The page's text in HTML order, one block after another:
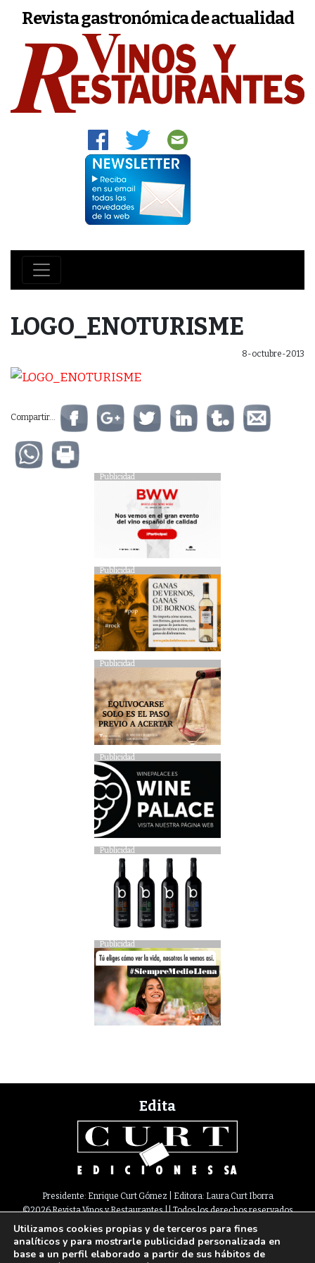
Revista gastronómica de actualidad
LOGO_ENOTURISME
8-octubre-2013
Compartir...
Publicidad
Publicidad
Publicidad
Publicidad
Publicidad
Publicidad
Edita
Presidente: Enrique Curt Gómez | Editora: Laura Curt Iborra
©2026 Revista Vinos y Restaurantes || Todos los derechos reservados
Newsletter Nota legal Política de Cookies Suscripción
Contacto
Paseo de Gracia, 63. 1º 2ª. 08008 Barcelona |933 180 101¦ Fax 933 183 505
Utilizamos cookies propias y de terceros para fines
analíticos y para mostrarle publicidad personalizada en
base a un perfil elaborado a partir de sus hábitos de